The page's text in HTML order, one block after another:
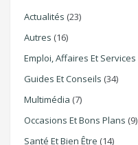
Actualités (23)
Autres (16)
Emploi, Affaires Et Services
Guides Et Conseils (34)
Multimédia (7)
Occasions Et Bons Plans (9)
Santé Et Bien Être (14)